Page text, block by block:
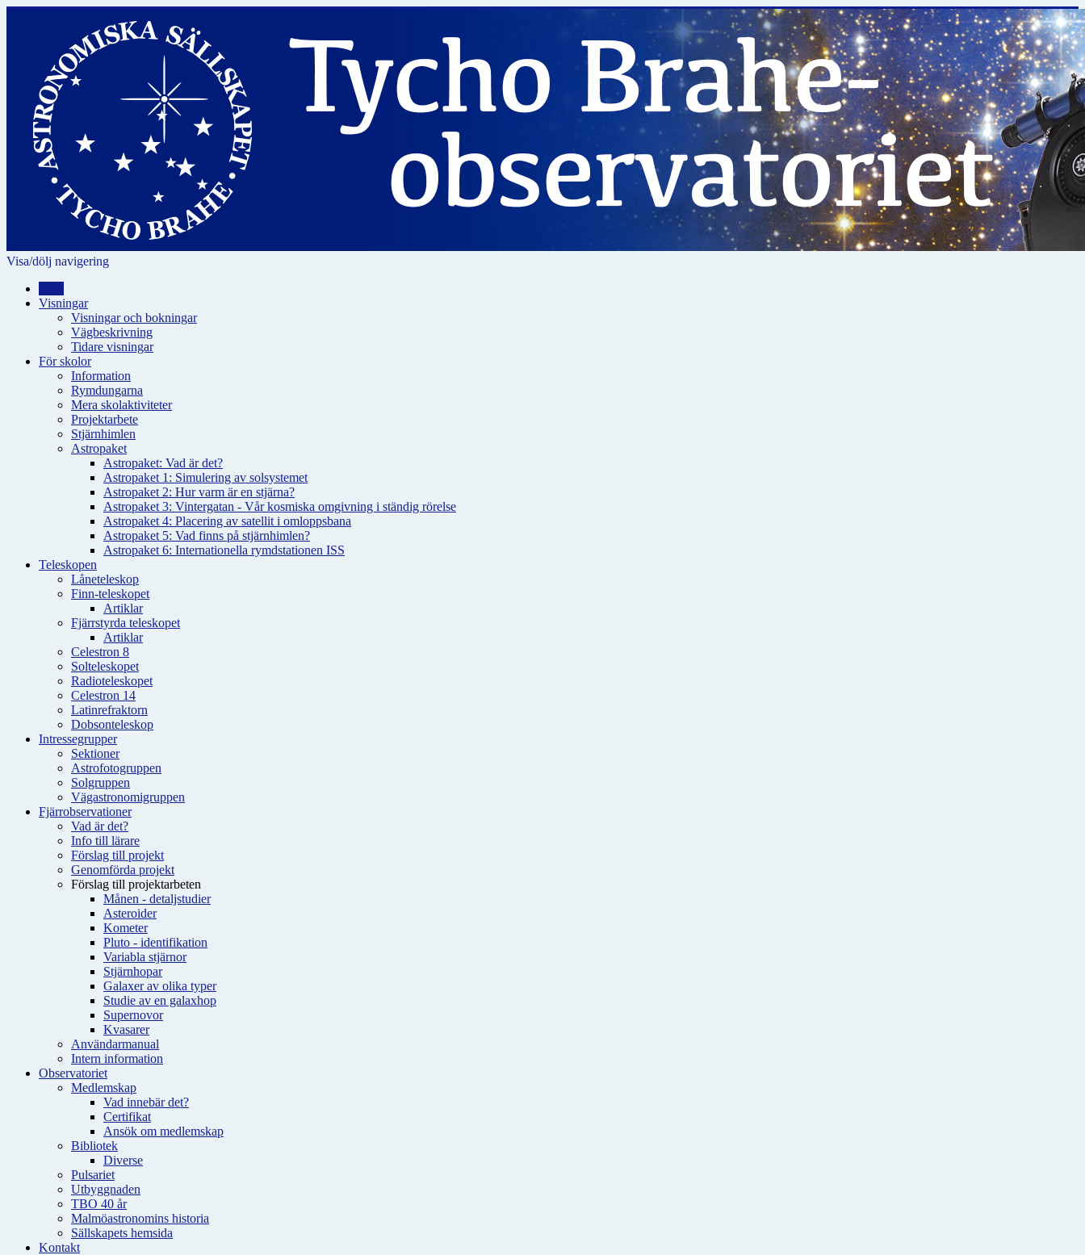
Visa/dölj navigering
Visningar
Visningar och bokningar
Vägbeskrivning
Tidare visningar
För skolor
Information
Rymdungarna
Mera skolaktiviteter
Projektarbete
Stjärnhimlen
Astropaket
Astropaket: Vad är det?
Astropaket 1: Simulering av solsystemet
Astropaket 2: Hur varm är en stjärna?
Astropaket 3: Vintergatan - Vår kosmiska omgivning i ständig rörelse
Astropaket 4: Placering av satellit i omloppsbana
Astropaket 5: Vad finns på stjärnhimlen?
Astropaket 6: Internationella rymdstationen ISS
Teleskopen
Låneteleskop
Finn-teleskopet
Artiklar
Fjärrstyrda teleskopet
Artiklar
Celestron 8
Solteleskopet
Radioteleskopet
Celestron 14
Latinrefraktorn
Dobsonteleskop
Intressegrupper
Sektioner
Astrofotogruppen
Solgruppen
Vägastronomigruppen
Fjärrobservationer
Vad är det?
Info till lärare
Förslag till projekt
Genomförda projekt
Förslag till projektarbeten
Månen - detaljstudier
Asteroider
Kometer
Pluto - identifikation
Variabla stjärnor
Stjärnhopar
Galaxer av olika typer
Studie av en galaxhop
Supernovor
Kvasarer
Användarmanual
Intern information
Observatoriet
Medlemskap
Vad innebär det?
Certifikat
Ansök om medlemskap
Bibliotek
Diverse
Pulsariet
Utbyggnaden
TBO 40 år
Malmöastronomins historia
Sällskapets hemsida
Kontakt